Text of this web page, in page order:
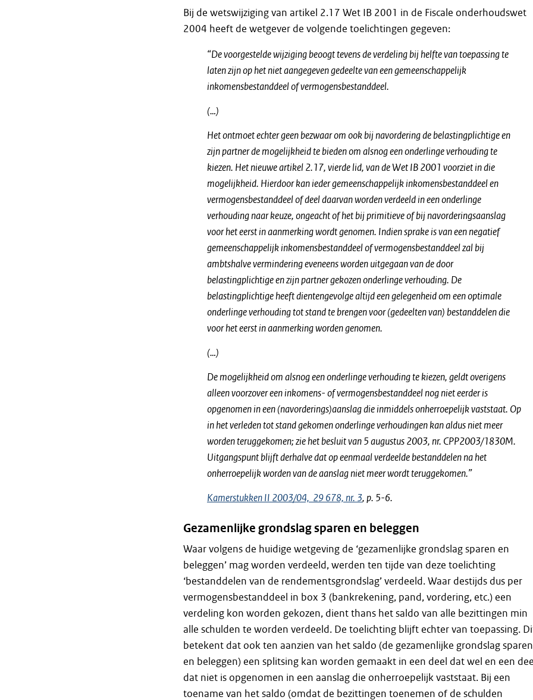
Bij de wetswijziging van artikel 2.17 Wet IB 2001 in de Fiscale onderhoudswet
2004 heeft de wetgever de volgende toelichtingen gegeven:
“De voorgestelde wijziging beoogt tevens de verdeling bij helfte van toepassing te
laten zijn op het niet aangegeven gedeelte van een gemeenschappelijk
inkomensbestanddeel of vermogensbestanddeel.
(…)
Het ontmoet echter geen bezwaar om ook bij navordering de belastingplichtige en
zijn partner de mogelijkheid te bieden om alsnog een onderlinge verhouding te
kiezen. Het nieuwe artikel 2.17, vierde lid, van de Wet IB 2001 voorziet in die
mogelijkheid. Hierdoor kan ieder gemeenschappelijk inkomensbestanddeel en
vermogensbestanddeel of deel daarvan worden verdeeld in een onderlinge
verhouding naar keuze, ongeacht of het bij primitieve of bij navorderingsaanslag
voor het eerst in aanmerking wordt genomen. Indien sprake is van een negatief
gemeenschappelijk inkomensbestanddeel of vermogensbestanddeel zal bij
ambtshalve vermindering eveneens worden uitgegaan van de door
belastingplichtige en zijn partner gekozen onderlinge verhouding. De
belastingplichtige heeft dientengevolge altijd een gelegenheid om een optimale
onderlinge verhouding tot stand te brengen voor (gedeelten van) bestanddelen die
voor het eerst in aanmerking worden genomen.
(…)
De mogelijkheid om alsnog een onderlinge verhouding te kiezen, geldt overigens
alleen voorzover een inkomens- of vermogensbestanddeel nog niet eerder is
opgenomen in een (navorderings)aanslag die inmiddels onherroepelijk vaststaat. Op
in het verleden tot stand gekomen onderlinge verhoudingen kan aldus niet meer
worden teruggekomen; zie het besluit van 5 augustus 2003, nr. CPP2003/1830M.
Uitgangspunt blijft derhalve dat op eenmaal verdeelde bestanddelen na het
onherroepelijk worden van de aanslag niet meer wordt teruggekomen.”
Kamerstukken II 2003/04, 29 678, nr. 3, p. 5-6.
Gezamenlijke grondslag sparen en beleggen
Waar volgens de huidige wetgeving de ‘gezamenlijke grondslag sparen en
beleggen’ mag worden verdeeld, werden ten tijde van deze toelichting
‘bestanddelen van de rendementsgrondslag’ verdeeld. Waar destijds dus per
vermogensbestanddeel in box 3 (bankrekening, pand, vordering, etc.) een
verdeling kon worden gekozen, dient thans het saldo van alle bezittingen min
alle schulden te worden verdeeld. De toelichting blijft echter van toepassing.
betekent dat ook ten aanzien van het saldo (de gezamenlijke grondslag sparen
en beleggen) een splitsing kan worden gemaakt in een deel dat wel en een
dat niet is opgenomen in een aanslag die onherroepelijk vaststaat. Bij een
toename van het saldo (omdat de bezittingen toenemen of de schulden